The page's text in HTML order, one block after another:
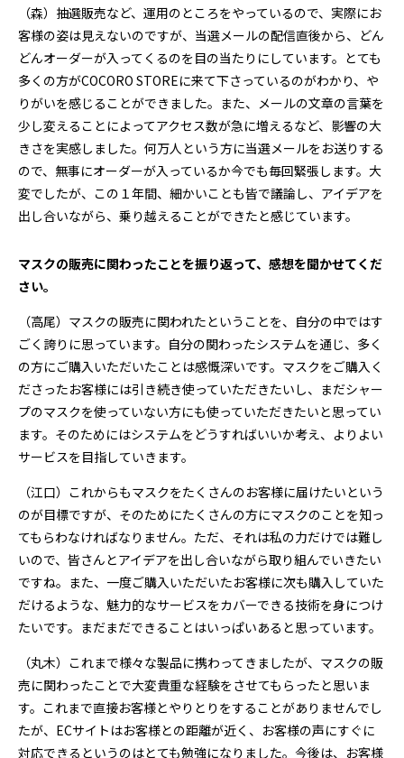
（森）抽選販売など、運用のところをやっているので、実際にお
客様の姿は見えないのですが、当選メールの配信直後から、どん
どんオーダーが入ってくるのを目の当たりにしています。とても
多くの方がCOCORO STOREに来て下さっているのがわかり、や
りがいを感じることができました。また、メールの文章の言葉を
少し変えることによってアクセス数が急に増えるなど、影響の大
きさを実感しました。何万人という方に当選メールをお送りする
ので、無事にオーダーが入っているか今でも毎回緊張します。大
変でしたが、この１年間、細かいことも皆で議論し、アイデアを
出し合いながら、乗り越えることができたと感じています。
――マスクの販売に関わったことを振り返って、感想を聞かせてくだ
さい。
（高尾）マスクの販売に関われたということを、自分の中ではす
ごく誇りに思っています。自分の関わったシステムを通じ、多く
の方にご購入いただいたことは感慨深いです。マスクをご購入く
ださったお客様には引き続き使っていただきたいし、まだシャー
プのマスクを使っていない方にも使っていただきたいと思ってい
ます。そのためにはシステムをどうすればいいか考え、よりよい
サービスを目指していきます。
（江口）これからもマスクをたくさんのお客様に届けたいという
のが目標ですが、そのためにたくさんの方にマスクのことを知っ
てもらわなければなりません。ただ、それは私の力だけでは難し
いので、皆さんとアイデアを出し合いながら取り組んでいきたい
ですね。また、一度ご購入いただいたお客様に次も購入していた
だけるような、魅力的なサービスをカバーできる技術を身につけ
たいです。まだまだできることはいっぱいあると思っています。
（丸木）これまで様々な製品に携わってきましたが、マスクの販
売に関わったことで大変貴重な経験をさせてもらったと思いま
す。これまで直接お客様とやりとりをすることがありませんでし
たが、ECサイトはお客様との距離が近く、お客様の声にすぐに
対応できるというのはとても勉強になりました。今後は、お客様